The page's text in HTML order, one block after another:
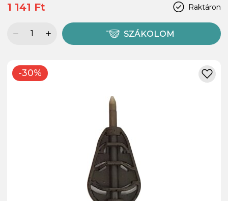
Raktáron
1 141 Ft
SZÁKOLOM
-30%